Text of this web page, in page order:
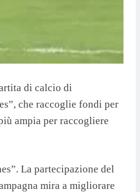
di calcio di
che raccoglie fondi per
ampia per raccogliere
La partecipazione del
mira a migliorare